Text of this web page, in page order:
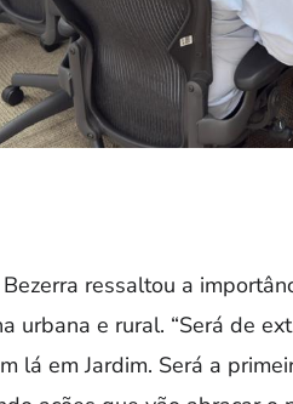
ressaltou a
urbana e rural. “Será de
lá em Jardim. Será a